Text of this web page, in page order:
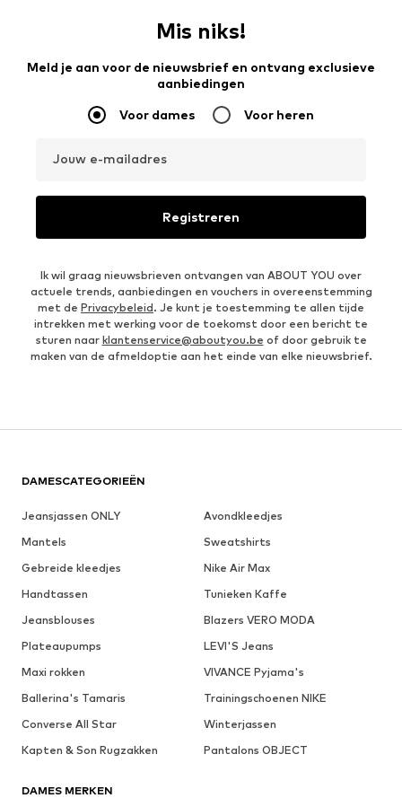
Mis niks!
Meld je aan voor de nieuwsbrief en ontvang exclusieve
aanbiedingen
Voor dames Voor heren
Jouw e-mailadres
Registreren
Ik wil graag nieuwsbrieven ontvangen van ABOUT YOU over
actuele trends, aanbiedingen en vouchers in overeenstemming
met de Privacybeleid. Je kunt je toestemming te allen tijde
intrekken met werking voor de toekomst door een bericht te
sturen naar klantenservice@aboutyou.be of door gebruik te
maken van de afmeldoptie aan het einde van elke nieuwsbrief.
DAMESCATEGORIEËN
Jeansjassen ONLY
Avondkleedjes
Mantels
Sweatshirts
Gebreide kleedjes
Nike Air Max
Handtassen
Tunieken Kaffe
Jeansblouses
Blazers VERO MODA
Plateaupumps
LEVI'S Jeans
Maxi rokken
VIVANCE Pyjama's
Ballerina's Tamaris
Trainingschoenen NIKE
Converse All Star
Winterjassen
Kapten & Son Rugzakken
Pantalons OBJECT
DAMES MERKEN